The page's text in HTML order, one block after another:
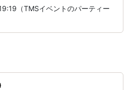
（TMSイベントのパーティー